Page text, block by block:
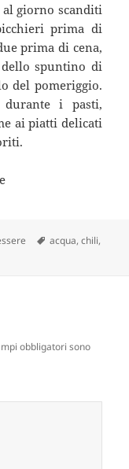
al giorno scanditi
prima di
prima di cena,
spuntino di
del pomeriggio.
durante i pasti,
ai piatti delicati
Tag
acqua,chili,
obbligatori sono